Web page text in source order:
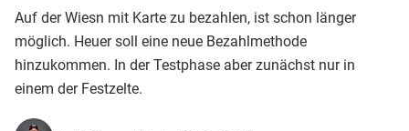
Auf der Wiesn mit Karte zu bezahlen, ist schon länger
möglich. Heuer soll eine neue Bezahlmethode
hinzukommen. In der Testphase aber zunächst nur in
einem der Festzelte.